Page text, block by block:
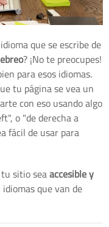
que se escribe de
? ¡No te preocupes!
para esos idiomas.
tu página se vea un
con eso usando algo
o "de derecha a
fácil de usar para
sitio seaaccesible y
que van de